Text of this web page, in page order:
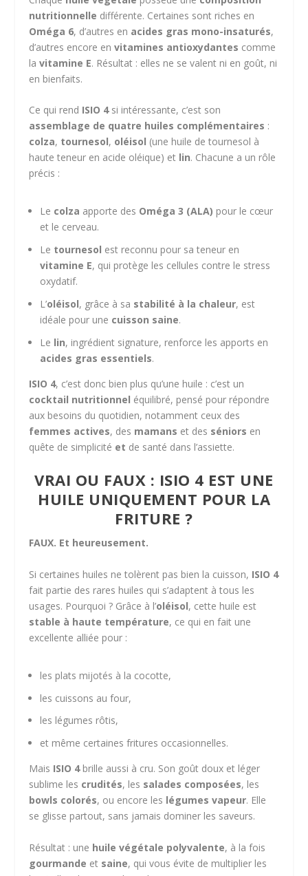
nutritionnelle différente. Certaines sont riches en
Oméga 6, d’autres en acides gras mono-insaturés,
d’autres encore envitamines antioxydantes comme
lavitamine E. Résultat : elles ne se valent ni en goût, ni
en bienfaits.
Ce qui rend ISIO 4si intéressante, c’est son
assemblage de quatre huiles complémentaires :
colza, tournesol, oléisol (une huile de tournesol à
haute teneur en acide oléique) et lin. Chacune a un rôle
précis :
Le colza apporte des Oméga 3 (ALA) pour le cœur
et le cerveau.
Le tournesol est reconnu pour sa teneur en
vitamine E, qui protège les cellules contre le stress
oxydatif.
L’oléisol, grâce à sa stabilité à la chaleur, est
idéale pour une cuisson saine.
Le lin, ingrédient signature, renforce les apports en
acides gras essentiels.
ISIO 4, c’est donc bien plus qu’une huile : c’est un
cocktail nutritionnel équilibré, pensé pour répondre
aux besoins du quotidien, notamment ceux des
femmes actives, des mamans et des séniors en
quête de simplicité et de santé dans l’assiette.
VRAI OU FAUX : ISIO 4 EST UNE
HUILE UNIQUEMENT POUR LA
FRITURE ?
FAUX. Et heureusement.
Si certaines huiles ne tolèrent pas bien la cuisson, ISIO 4
fait partie des rares huiles qui s’adaptent à tous les
usages. Pourquoi ? Grâce à l’oléisol, cette huile est
stable à haute température, ce qui en fait une
excellente alliée pour :
les plats mijotés à la cocotte,
les cuissons au four,
les légumes rôtis,
et même certaines fritures occasionnelles.
Mais ISIO 4brille aussi à cru. Son goût doux et léger
sublime les crudités, les salades composées, les
bowls colorés, ou encore les légumes vapeur. Elle
se glisse partout, sans jamais dominer les saveurs.
Résultat : une huile végétale polyvalente, à la fois
gourmande et saine, qui vous évite de multiplier les